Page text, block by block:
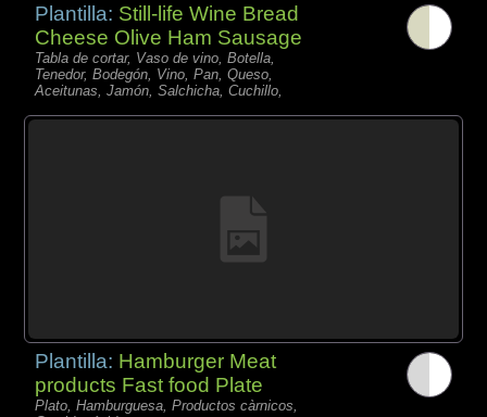
Plantilla: Still-life Wine Bread
Cheese Olive Ham Sausage
Tabla de cortar, Vaso de vino, Botella,
Tenedor, Bodegón, Vino, Pan, Queso,
Aceitunas, Jamón, Salchicha, Cuchillo,
Plantilla: Hamburger Meat
products Fast food Plate
Plato, Hamburguesa, Productos càrnicos,